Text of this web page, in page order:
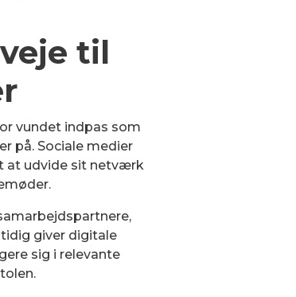
til
vundet indpas som
på. Sociale medier
at udvide sit netværk
giver digitale
sig i relevante